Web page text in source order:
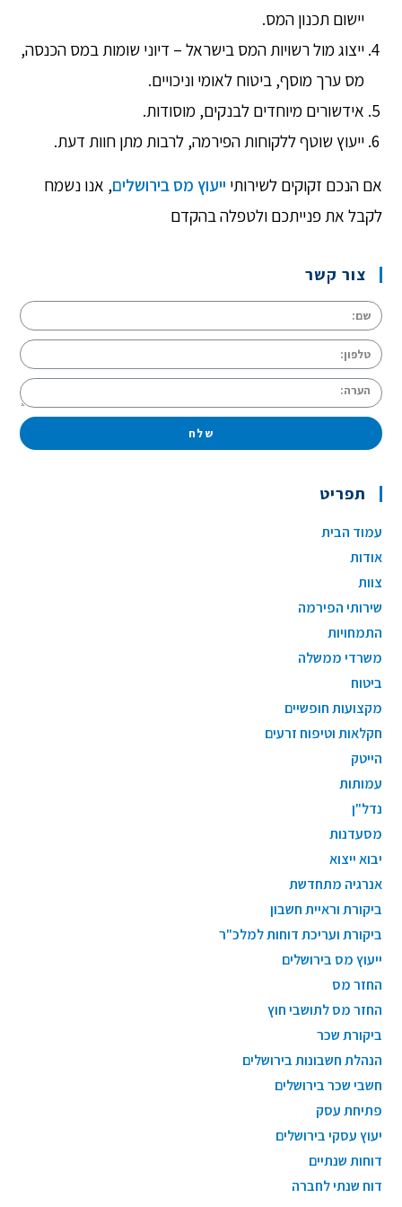
יישום תכנון המס.
ייצוג מול רשויות המס בישראל – דיוני שומות במס הכנסה,
מס ערך מוסף, ביטוח לאומי וניכויים.
אידשורים מיוחדים לבנקים, מוסודות.
ייעוץ שוטף ללקוחות הפירמה, לרבות מתן חוות דעת.
אם הנכם זקוקים לשירותי ייעוץ מס בירושלים, אנו נשמח
לקבל את פנייתכם ולטפלה בהקדם
צור קשר
שלח
תפריט
עמוד הבית
אודות
צוות
שירותי הפירמה
התמחויות
משרדי ממשלה
ביטוח
מקצועות חופשיים
חקלאות וטיפוח זרעים
הייטק
עמותות
נדל"ן
מסעדנות
יבוא ייצוא
אנרגיה מתחדשת
ביקורת וראיית חשבון
ביקורת ועריכת דוחות למלכ"ר
ייעוץ מס בירושלים
החזר מס
החזר מס לתושבי חוץ
ביקורת שכר
הנהלת חשבונות בירושלים
חשבי שכר בירושלים
פתיחת עסק
יעוץ עסקי בירושלים
דוחות שנתיים
דוח שנתי לחברה